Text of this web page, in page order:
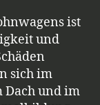
ist
und
sich im
Dach und im